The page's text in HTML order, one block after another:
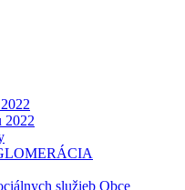
2022
služieb Obce